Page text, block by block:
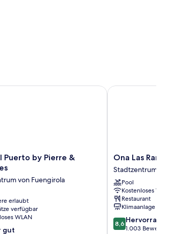
Puerto by Pierre &
von Fuengirola
erlaubt
verfügbar
WLAN
gut
by Pierre & Vacances
Ona
Las
Rampas
Stadtzentrum
von
Fuengirola
Ona Las Rampas
Stadtzentrum von
Pool
Kostenloses WLAN
Restaurant
Klimaanlage
8.6
von
8,6 Hervorragend
1.003 Bewertungen
Ona Las Rampas